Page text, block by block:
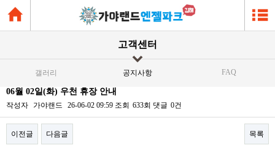
고객센터
갤러리 공지사항 FAQ
06월 02일(화) 우천 휴장 안내
작성자 가야랜드 26-06-02 09:59 조회 633회 댓글 0건
이전글 다음글 목록